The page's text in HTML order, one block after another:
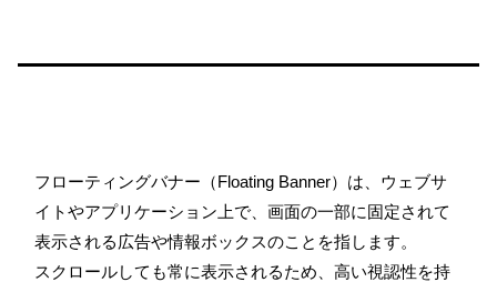
フローティングバナー（Floating Banner）は、ウェブサ
イトやアプリケーション上で、画面の一部に固定されて
表示される広告や情報ボックスのことを指します。
スクロールしても常に表示されるため、高い視認性を持